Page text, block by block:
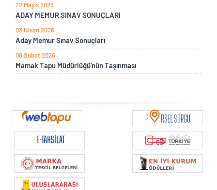
22 Mayıs 2026
ADAY MEMUR SINAV SONUÇLARI
03 Nisan 2026
Aday Memur Sınav Sonuçları
06 Şubat 2026
Mamak Tapu Müdürlüğü'nün Taşınması